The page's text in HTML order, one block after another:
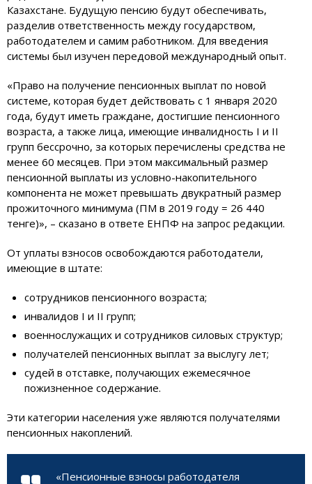
Казахстане. Будущую пенсию будут обеспечивать,
разделив ответственность между государством,
работодателем и самим работником. Для введения
системы был изучен передовой международный опыт.
«Право на получение пенсионных выплат по новой
системе, которая будет действовать с 1 января 2020
года, будут иметь граждане, достигшие пенсионного
возраста, а также лица, имеющие инвалидность I и II
групп бессрочно, за которых перечислены средства не
менее 60 месяцев. При этом максимальный размер
пенсионной выплаты из условно-накопительного
компонента не может превышать двукратный размер
прожиточного минимума (ПМ в 2019 году = 26 440
тенге)», – сказано в ответе ЕНПФ на запрос редакции.
От уплаты взносов освобождаются работодатели,
имеющие в штате:
сотрудников пенсионного возраста;
инвалидов I и II групп;
военнослужащих и сотрудников силовых структур;
получателей пенсионных выплат за выслугу лет;
судей в отставке, получающих ежемесячное
пожизненное содержание.
Эти категории населения уже являются получателями
пенсионных накоплений.
«Пенсионные взносы работодателя